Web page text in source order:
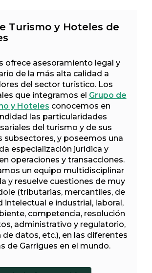
Turismo y Hoteles de
ofrece asesoramiento legal y
de la más alta calidad a
del sector turístico. Los
que integramos el Grupo de
y Hoteles conocemos en
las particularidades
del turismo y de sus
subsectores, y poseemos una
especialización jurídica y
operaciones y transacciones.
un equipo multidisciplinar
y resuelve cuestiones de muy
(tributarias, mercantiles, de
intelectual e industrial, laboral,
competencia, resolución
administrativo y regulatorio,
datos, etc.), en las diferentes
de Garrigues en el mundo.